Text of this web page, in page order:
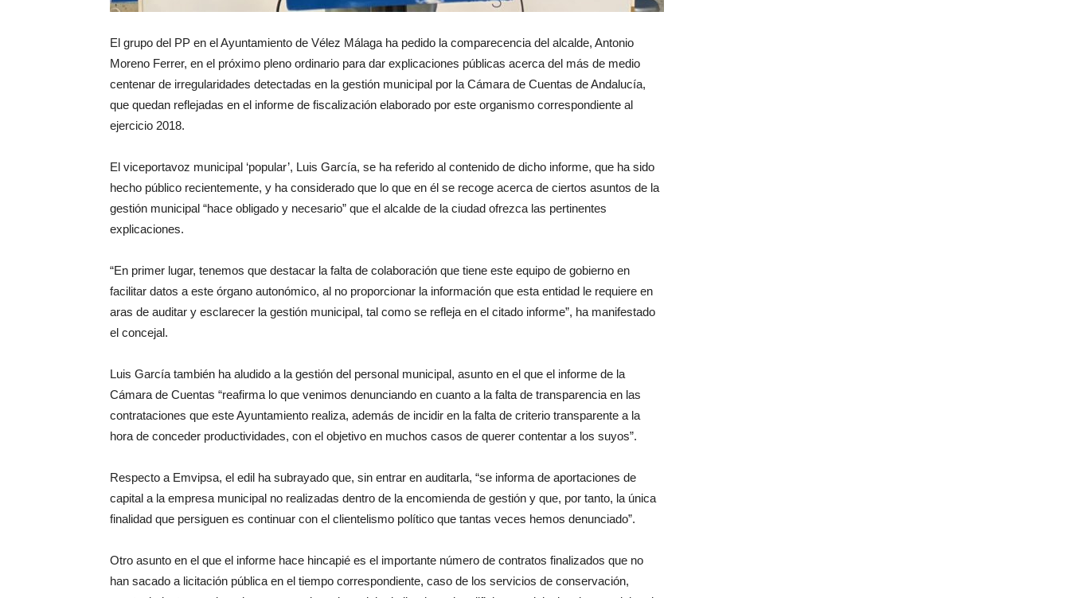
El grupo del PP en el Ayuntamiento de Vélez Málaga ha pedido la comparecencia del alcalde, Antonio
Moreno Ferrer, en el próximo pleno ordinario para dar explicaciones públicas acerca del más de medio
centenar de irregularidades detectadas en la gestión municipal por la Cámara de Cuentas de Andalucía,
que quedan reflejadas en el informe de fiscalización elaborado por este organismo correspondiente al
ejercicio 2018.
El viceportavoz municipal ‘popular’, Luis García, se ha referido al contenido de dicho informe, que ha sido
hecho público recientemente, y ha considerado que lo que en él se recoge acerca de ciertos asuntos de la
gestión municipal “hace obligado y necesario” que el alcalde de la ciudad ofrezca las pertinentes
explicaciones.
“En primer lugar, tenemos que destacar la falta de colaboración que tiene este equipo de gobierno en
facilitar datos a este órgano autonómico, al no proporcionar la información que esta entidad le requiere en
aras de auditar y esclarecer la gestión municipal, tal como se refleja en el citado informe”, ha manifestado
el concejal.
Luis García también ha aludido a la gestión del personal municipal, asunto en el que el informe de la
Cámara de Cuentas “reafirma lo que venimos denunciando en cuanto a la falta de transparencia en las
contrataciones que este Ayuntamiento realiza, además de incidir en la falta de criterio transparente a la
hora de conceder productividades, con el objetivo en muchos casos de querer contentar a los suyos”.
Respecto a Emvipsa, el edil ha subrayado que, sin entrar en auditarla, “se informa de aportaciones de
capital a la empresa municipal no realizadas dentro de la encomienda de gestión y que, por tanto, la única
finalidad que persiguen es continuar con el clientelismo político que tantas veces hemos denunciado”.
Otro asunto en el que el informe hace hincapié es el importante número de contratos finalizados que no
han sacado a licitación pública en el tiempo correspondiente, caso de los servicios de conservación,